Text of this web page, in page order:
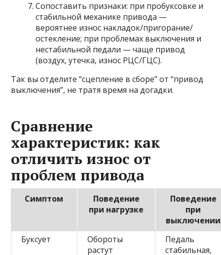
Сопоставить признаки: при пробуксовке и
стабильной механике привода —
вероятнее износ накладок/пригорание/
остекление; при проблемах выключения и
нестабильной педали — чаще привод
(воздух, утечка, износ РЦС/ГЦС).
Так вы отделите “сцепление в сборе” от “привод
выключения”, не тратя время на догадки.
Сравнение
характеристик: как
отличить износ от
проблем привода
Симптом
Поведение
при нагрузке
Поведение
при
выключении
Буксует
Обороты
растут
Педаль
стабильная,